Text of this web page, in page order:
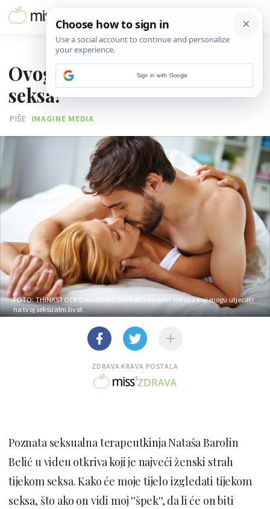
Ovog se žene srame tijekom
seksa!
PIŠE IMAGINE MEDIA
FOTO: THINKSTOCK Donosimo ti pet neočekivanih detalja koji mogu utjecati
na tvoj seksualni život
ZDRAVA KRAVA POSTALA
Poznata seksualna terapeutkinja Nataša Barolin
Belić u videu otkriva koji je najveći ženski strah
tijekom seksa. Kako će moje tijelo izgledati tijekom
seksa, što ako on vidi moj ''špek'', da li će on biti
Sign in with Google